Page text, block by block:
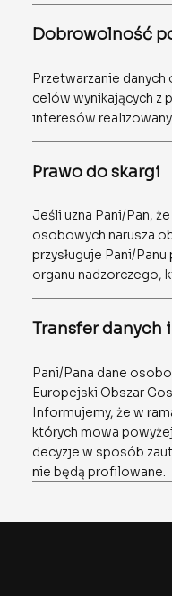
Dobrowolność
Przetwarzanie
celów wynikających z
interesów
Prawo do skargi
Jeśli uzna Pani/Pan,
osobowych narusza
przysługuje Pani/
organu nadzorczego,
Transfer
Pani/Pana dane
Europejski Obszar
Informujemy, że w
których mowa
decyzje w sposób
nie będą profilowane.